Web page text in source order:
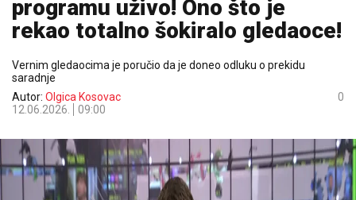
programu uživo! Ono što je
rekao totalno šokiralo gledaoce!
Vernim gledaocima je poručio da je doneo odluku o prekidu
saradnje
Autor: Olgica Kosovac
12.06.2026.
09:00
0